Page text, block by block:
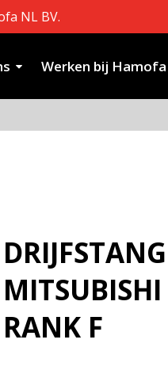
NL BV.
Werken bij Hamofa
DRIJFSTANG
MITSUBISHI
RANK F